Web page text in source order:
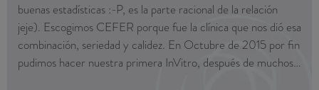
bien o para mal.
Esta vez ha sido para bien y repito que no te imaginas lo que
has hecho. Quizás algún día entenderás mejor y serás más
consciente de la trascendencia de tu actoEspero que no te
buenas estadísticas :-P, es la parte racional de la relación
jeje). Escogimos CEFER porque fue la clínica que nos dió esa
combinación, seriedad y calidez. En Octubre de 2015 por fin
pudimos hacer nuestra primera InVitro, después de muchos